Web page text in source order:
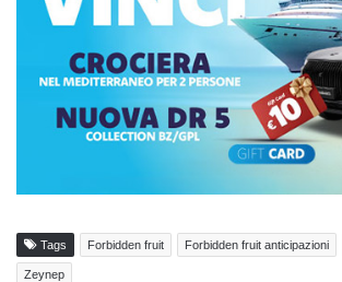
Tags Forbidden fruit Forbidden fruit anticipazioni
Zeynep